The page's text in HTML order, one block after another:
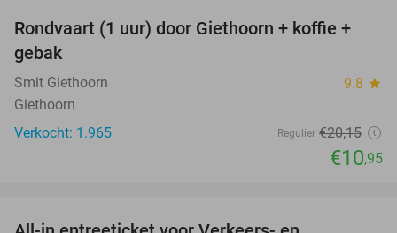
46%
Rondvaart (1 uur) door Giethoorn + koffie +
gebak
Smit Giethoorn 9.8 star
Giethoorn
Verkocht: 1.965
Regulier €20,15
€10,95